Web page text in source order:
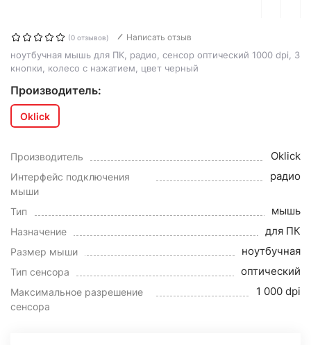
(0 отзывов) Написать отзыв
ноутбучная мышь для ПК, радио, сенсор оптический 1000 dpi, 3
кнопки, колесо с нажатием, цвет черный
Производитель:
Oklick
Производитель Oklick
Интерфейс подключения
мыши
радио
Тип мышь
Назначение для ПК
Размер мыши ноутбучная
Тип сенсора оптический
Максимальное разрешение
сенсора
1 000 dpi